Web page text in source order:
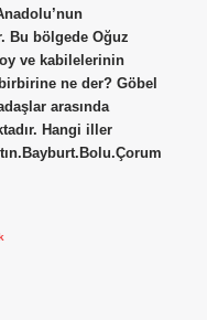
Bu bölgede Oğuz
ve kabilelerinin
ne der? Göbel
arasında
Hangi iller